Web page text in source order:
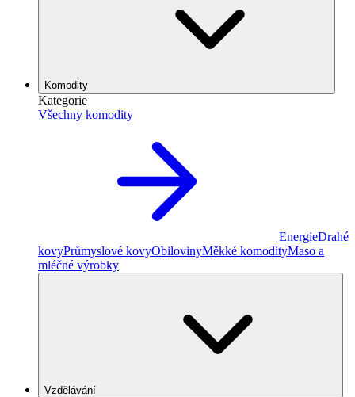
Komodity
Kategorie
Všechny komodity
EnergieDrahé
kovyPrůmyslové kovyObilovinyMěkké komodityMaso a
mléčné výrobky
Vzdělávání